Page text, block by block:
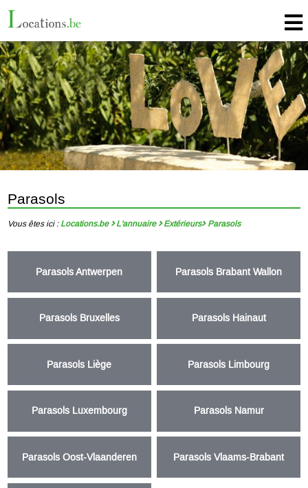
Parasols
Vous êtes ici : Locations.be L'annuaire Extérieurs Parasols
Parasols Antwerpen Parasols Brabant Wallon
Parasols Bruxelles Parasols Hainaut
Parasols Liège Parasols Limbourg
Parasols Luxembourg Parasols Namur
Parasols Oost-Vlaanderen Parasols Vlaams-Brabant